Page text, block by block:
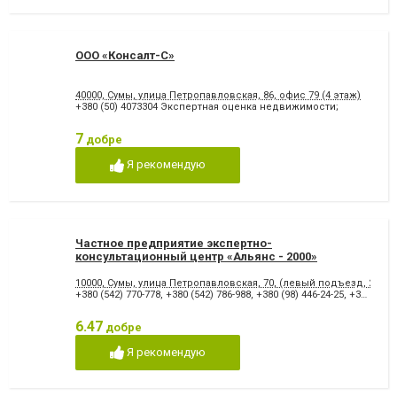
ООО «Консалт-С»
40000, Сумы, улица Петропавловская, 86, офис 79 (4 этаж)
+380 (50) 4073304 Экспертная оценка недвижимости;
7 добре
Я рекомендую
Частное предприятие экспертно-
консультационный центр «Альянс - 2000»
10000, Сумы, улица Петропавловская, 70, (левый подъезд, 2-й
+380 (542) 770-778, +380 (542) 786-988, +380 (98) 446-24-25, +380 (95) 383-93-22
6.47 добре
Я рекомендую